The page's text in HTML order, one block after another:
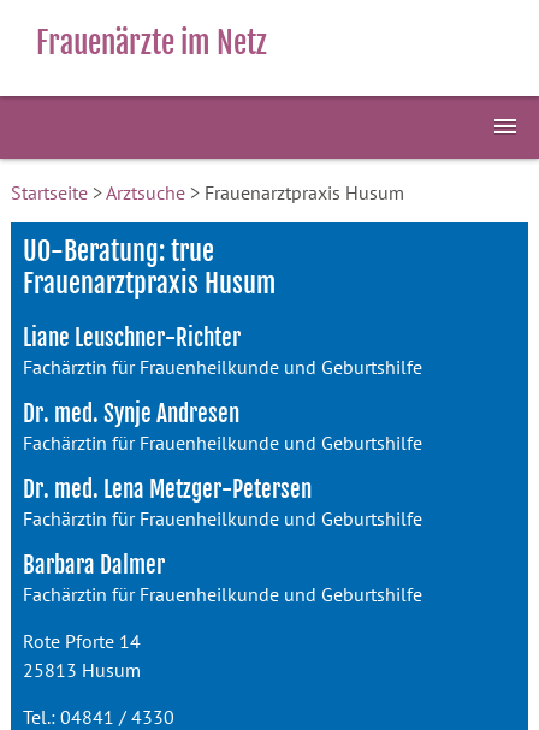
Frauenärzte im Netz
Startseite>Arztsuche> Frauenarztpraxis Husum
U0-Beratung: true
Frauenarztpraxis Husum
Liane Leuschner-Richter
Fachärztin für Frauenheilkunde und Geburtshilfe
Dr. med. Synje Andresen
Fachärztin für Frauenheilkunde und Geburtshilfe
Dr. med. Lena Metzger-Petersen
Fachärztin für Frauenheilkunde und Geburtshilfe
Barbara Dalmer
Fachärztin für Frauenheilkunde und Geburtshilfe
Rote Pforte 14
25813 Husum
Tel.: 04841 / 4330